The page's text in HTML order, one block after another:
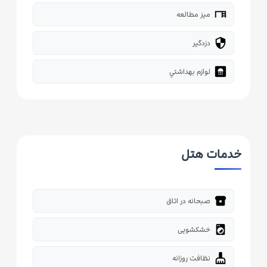
desk میز مطالعه
security دزدگیر
bathroom لوازم بهداشتي
خدمات هتل
breakfast_dining صبحانه در اتاق
local_laundry_service خشکشویی
cleaning_services نظافت روزانه